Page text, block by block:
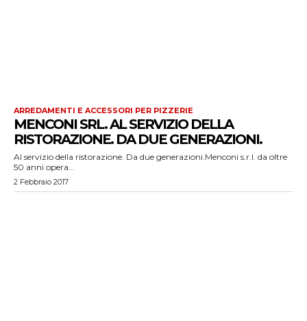
ARREDAMENTI E ACCESSORI PER PIZZERIE
MENCONI SRL. AL SERVIZIO DELLA
RISTORAZIONE. DA DUE GENERAZIONI.
Al servizio della ristorazione. Da due generazioni.Menconi s.r.l. da oltre
50 anni opera...
2 Febbraio 2017